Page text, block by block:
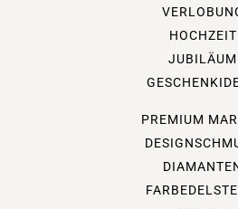
HOCHZEIT
JUBILÄUM
PREMIUM